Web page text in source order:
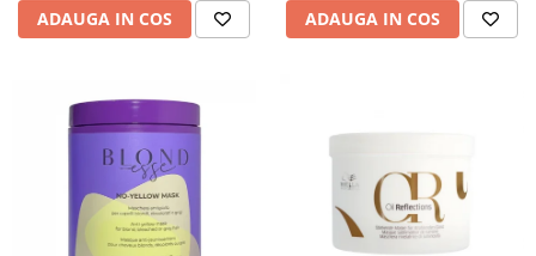
ADAUGA IN COS ADAUGA IN COS